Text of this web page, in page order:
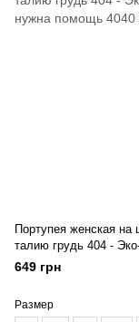
Портупея женская на
талию грудь 404 -
нужна помощь
649 грн
Размер